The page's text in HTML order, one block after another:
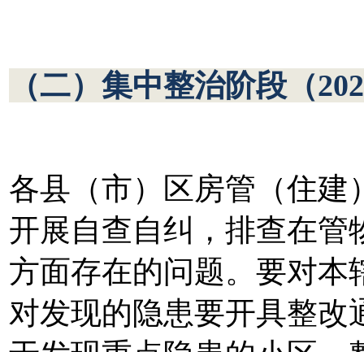
（二）集中整治阶段（
各县（市）区房管（住建
开展自查自纠，排查在管
方面存在的问题。要对本
对发现的隐患要开具整改